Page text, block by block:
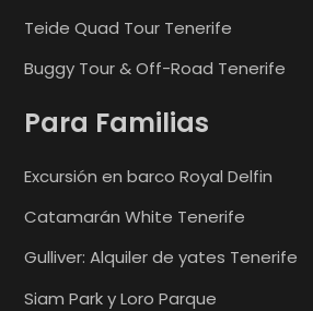
Teide Quad Tour Tenerife
Buggy Tour & Off-Road Tenerife
Para Familias
Excursión en barco Royal Delfin
Catamarán White Tenerife
Gulliver: Alquiler de yates Tenerife
Siam Park y Loro Parque